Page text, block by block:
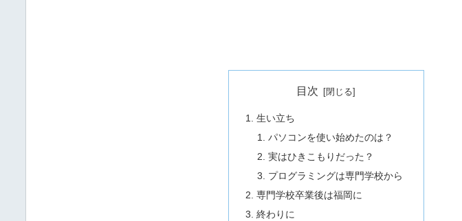
目次
生い立ち
パソコンを使い始めたのは？
実はひきこもりだった？
プログラミングは専門学校から
専門学校卒業後は福岡に
終わりに